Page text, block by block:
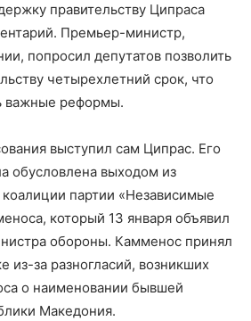
правительству Ципраса
Премьер-министр,
попросил депутатов позволить
четырехлетний срок, что
важные реформы.
выступил сам Ципрас. Его
обусловлена выходом из
партии «Независимые
который 13 января объявил
обороны. Камменос принял
из-за разногласий, возникших
о наименовании бывшей
Македония.